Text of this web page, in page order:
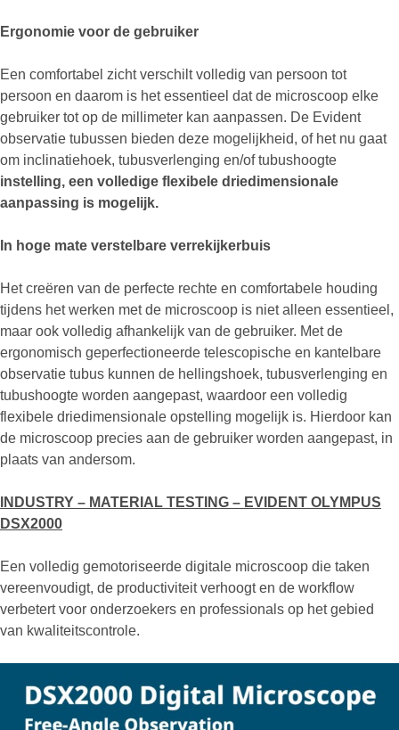
Ergonomie voor de gebruiker
Een comfortabel zicht verschilt volledig van persoon tot
persoon en daarom is het essentieel dat de microscoop elke
gebruiker tot op de millimeter kan aanpassen. De Evident
observatie tubussen bieden deze mogelijkheid, of het nu gaat
om inclinatiehoek, tubusverlenging en/of tubushoogte
instelling, een volledige flexibele driedimensionale
aanpassing is mogelijk.
In hoge mate verstelbare verrekijkerbuis
Het creëren van de perfecte rechte en comfortabele houding
tijdens het werken met de microscoop is niet alleen essentieel,
maar ook volledig afhankelijk van de gebruiker. Met de
ergonomisch geperfectioneerde telescopische en kantelbare
observatie tubus kunnen de hellingshoek, tubusverlenging en
tubushoogte worden aangepast, waardoor een volledig
flexibele driedimensionale opstelling mogelijk is. Hierdoor kan
de microscoop precies aan de gebruiker worden aangepast, in
plaats van andersom.
INDUSTRY – MATERIAL TESTING – EVIDENT OLYMPUS
DSX2000
Een volledig gemotoriseerde digitale microscoop die taken
vereenvoudigt, de productiviteit verhoogt en de workflow
verbetert voor onderzoekers en professionals op het gebied
van kwaliteitscontrole.